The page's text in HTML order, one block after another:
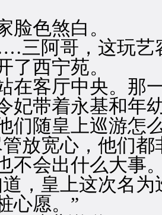
色煞白。
阿哥，这玩艺容
了西宁苑。
客厅中央。那一
妃带着永基和年
们随皇上巡游怎
宽心，他们都
不会出什么大事
皇上这次名为
心愿。”